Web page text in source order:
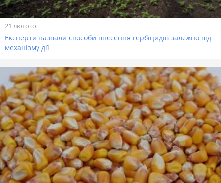
21 лютого
Експерти назвали способи внесення гербіцидів залежно від
механізму дії